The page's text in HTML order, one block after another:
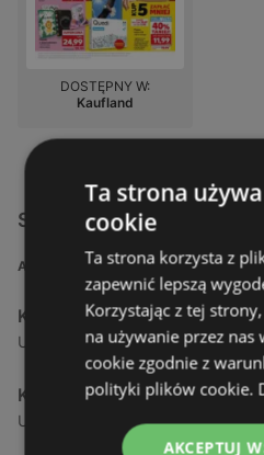
DOSTĘPNY W:
Kaufland
Sklepy Kaufland w pobliżu
ADRES
Kaufland
Ul. Matejki 1d, 72-600 Świnoujście
Kaufland
Ul. Wolińska 11, 72-100 Goleniów
Ta strona
cookie
Ta strona korzysta z
zapewnić lepszą
Korzystając z tej
na używanie przez
cookie zgodnie z
polityki plików cookie.
AKCEPTUJ